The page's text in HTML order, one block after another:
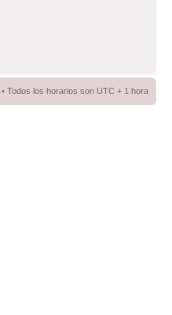
• Todos los horarios son UTC + 1 hora